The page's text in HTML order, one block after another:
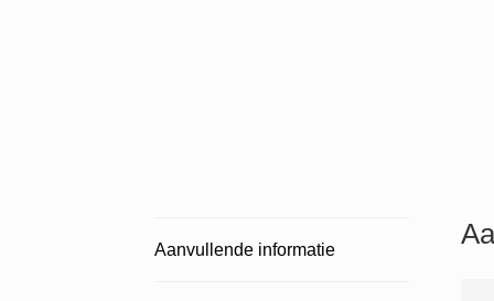
Aanvullende informatie